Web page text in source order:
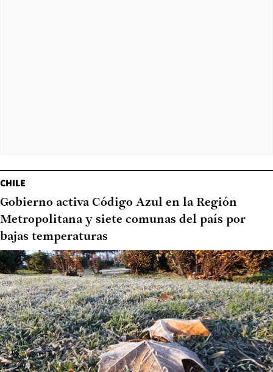
CHILE
Gobierno activa Código Azul en la Región
Metropolitana y siete comunas del país por
bajas temperaturas